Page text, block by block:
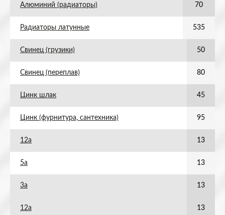
Алюминий (радиаторы) 70
Радиаторы латунные 535
Свинец (грузики) 50
Свинец (переплав) 80
Цинк шлак 45
Цинк (фурнитура, сантехника) 95
12а 13
5а 13
3а 13
12а 13